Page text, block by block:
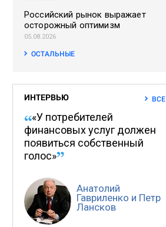
Российский рынок выражает
осторожный оптимизм
05.08.2026
ОСТАЛЬНЫЕ
ИНТЕРВЬЮ ВСЕ
«У потребителей
финансовых услуг должен
появиться собственный
голос»
Анатолий
Гавриленко и Петр
Лансков